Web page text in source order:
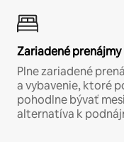
Zariadené prenájmy
Plne zariadené
a vybavenie, ktoré
pohodlne bývať
alternatíva k